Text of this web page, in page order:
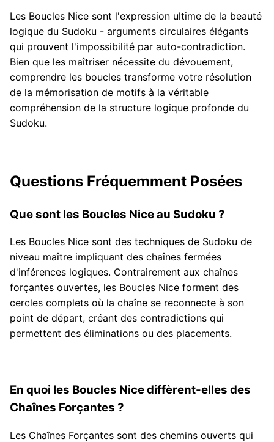
Les Boucles Nice sont l'expression ultime de la beauté
logique du Sudoku - arguments circulaires élégants
qui prouvent l'impossibilité par auto-contradiction.
Bien que les maîtriser nécessite du dévouement,
comprendre les boucles transforme votre résolution
de la mémorisation de motifs à la véritable
compréhension de la structure logique profonde du
Sudoku.
Questions Fréquemment Posées
Que sont les Boucles Nice au Sudoku ?
Les Boucles Nice sont des techniques de Sudoku de
niveau maître impliquant des chaînes fermées
d'inférences logiques. Contrairement aux chaînes
forçantes ouvertes, les Boucles Nice forment des
cercles complets où la chaîne se reconnecte à son
point de départ, créant des contradictions qui
permettent des éliminations ou des placements.
En quoi les Boucles Nice diffèrent-elles des
Chaînes Forçantes ?
Les Chaînes Forçantes sont des chemins ouverts qui